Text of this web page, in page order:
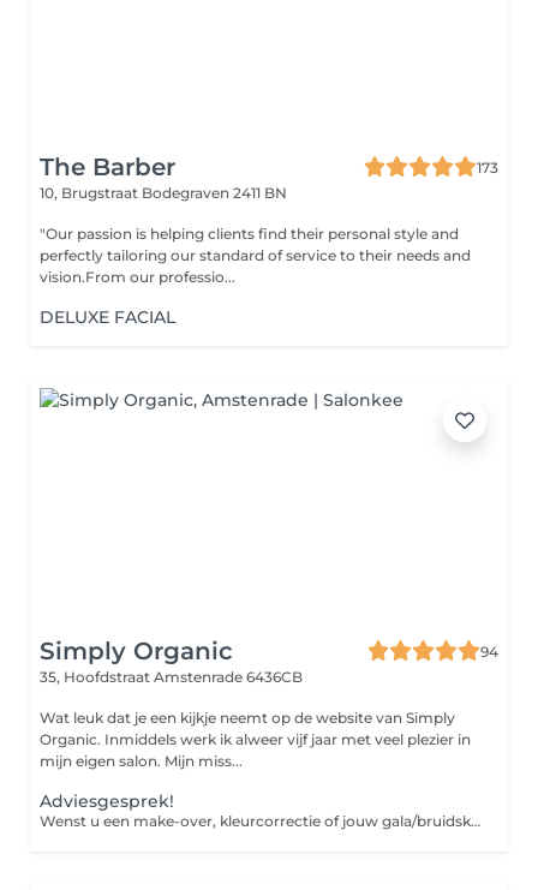
The Barber
173
10, Brugstraat Bodegraven 2411 BN
"Our passion is helping clients find their personal style and
perfectly tailoring our standard of service to their needs and
vision.From our professio...
DELUXE FACIAL
Simply Organic
94
35, Hoofdstraat Amstenrade 6436CB
Wat leuk dat je een kijkje neemt op de website van Simply
Organic. Inmiddels werk ik alweer vijf jaar met veel plezier in
mijn eigen salon. Mijn miss...
Adviesgesprek!
Wenst u een make-over, kleurcorrectie of jouw gala/bruidskapsel? Dan komt u best eerst langs zodat ik uw bestaande kleur en gezondheid van het haar kan analyseren. Zo kunnen wij zien welke kleuring of bijkomende techniek alsook verzorging noodzakelijk is om jouw gewenste resultaat te bekomen. in het kapsalon werken wij enkel met minerale kleuringen (Organic). Een kleurcorrectie kan zijn van zwart naar heel blond of naar asblond gaan. Dus, kom vooraf even bespreken wat je wenst en breng indien nodig foto's mee. Voor de 'Updo'-kapsels mag u ook foto's meenemen en indien nodig ook de accessoires die u in het kapsel wenst te verwerken. Bijvoorbeeld: een sluier, bloemen, kralen, juwelen... Ik neem graag tijd voor jou! Bij de volgende afspraak wordt het bedrag van dit adviesgesprek in mindering gebracht. Liefs Sil